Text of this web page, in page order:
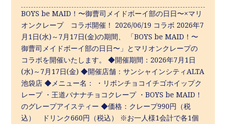
BOYS be MAID！〜御曹司メイドボーイ部の日日〜×マリ
オンクレープ コラボ開催！ 2026/06/19 コラボ 2026年7
月1日(水)～7月17日(金)の期間、 「BOYS be MAID！〜
御曹司メイドボーイ部の日日〜」とマリオンクレープの
コラボを開催いたします。 ◆開催期間：2026年7月1日
(水)～7月17日(金) ◆開催店舗：サンシャインシティALTA
池袋店 ◆メニュー名： ・リボンチョコイチゴホイップク
レープ ・王道バナナチョコクレープ ・BOYS be MAID！
のグレープアイスティー ◆価格：クレープ990円（税
込） ドリンク660円（税込） ※お一人様1会計で各1個